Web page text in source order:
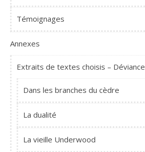
Témoignages
Annexes
Extraits de textes choisis – Déviance
Dans les branches du cèdre
La dualité
La vieille Underwood